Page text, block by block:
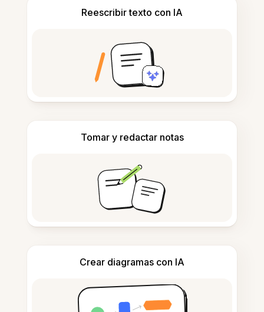
Reescribir texto con IA
Tomar y redactar notas
Crear diagramas con IA